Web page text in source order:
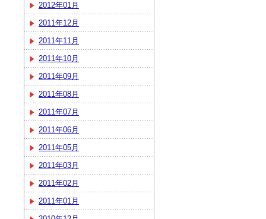
2012年01月
2011年12月
2011年11月
2011年10月
2011年09月
2011年08月
2011年07月
2011年06月
2011年05月
2011年03月
2011年02月
2011年01月